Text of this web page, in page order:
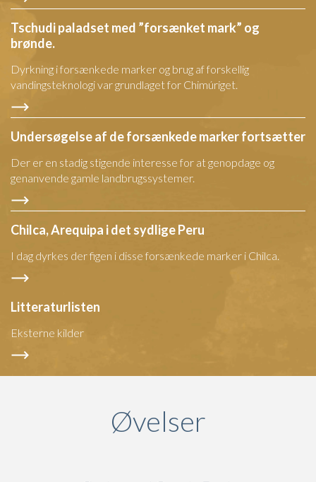
Tschudi paladset med ”forsænket mark” og
brønde.
Dyrkning i forsænkede marker og brug af forskellig
vandingsteknologi var grundlaget for Chimúriget.
Undersøgelse af de forsænkede marker fortsætter
Der er en stadig stigende interesse for at genopdage og
genanvende gamle landbrugssystemer.
Chilca, Arequipa i det sydlige Peru
I dag dyrkes der figen i disse forsænkede marker i Chilca.
Litteraturlisten
Eksterne kilder
Øvelser